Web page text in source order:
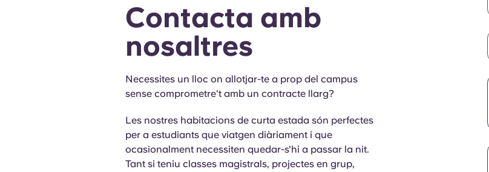
Yugo x VCARB: Impulsant una nova era
en l'habitatge per a estudiants
Yugo La col·laboració pionera de amb VCARB fomenta la
innovació, l'ambició i els moments inoblidables per als estudiants.
Sobre
Contacta amb
nosaltres
Necessites un lloc on allotjar-te a prop del campus
sense comprometre't amb un contracte llarg?
Les nostres habitacions de curta estada són perfectes
per a estudiants que viatgen diàriament i que
ocasionalment necessiten quedar-s'hi a passar la nit.
Tant si teniu classes magistrals, projectes en grup,